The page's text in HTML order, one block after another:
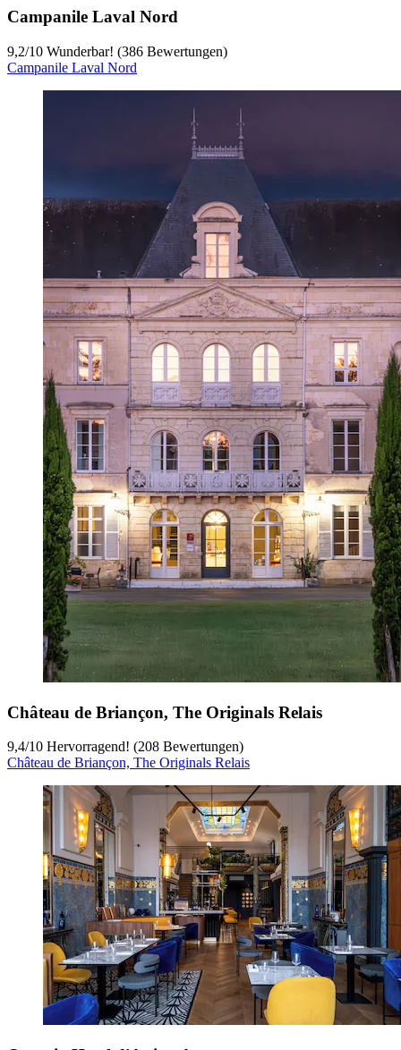
Campanile Laval Nord
9,2/10 Wunderbar! (386 Bewertungen)
Campanile Laval Nord
Château de Briançon, The Originals Relais
9,4/10 Hervorragend! (208 Bewertungen)
Château de Briançon, The Originals Relais